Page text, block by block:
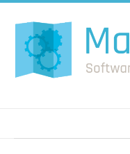
naar
inhoud